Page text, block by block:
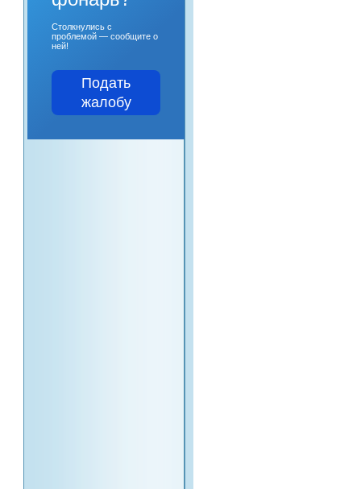
Столкнулись с
проблемой — сообщите о
ней!
Подать
жалобу